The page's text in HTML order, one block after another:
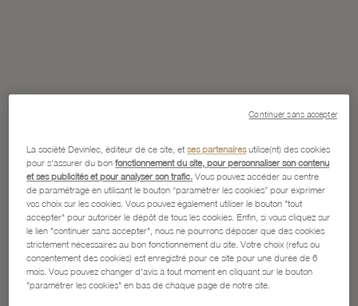
La société Devinlec, éditeur de ce site, etses partenairesutilise(nt) des cookies
pour s'assurer du bonfonctionnement du site, pour personnaliser son contenu
et ses publicités et pour analyser son trafic. Vous pouvez accéder au centre
de paramétrage en utilisant le bouton “paramétrer les cookies” pour exprimer
vos choix sur les cookies. Vous pouvez également utiliser le bouton "tout
accepter" pour autoriser le dépôt de tous les cookies. Enfin, si vous cliquez sur
le lien "continuer sans accepter", nous ne pourrons déposer que des cookies
strictement nécessaires au bon fonctionnement du site. Votre choix (refus ou
consentement des cookies) est enregistré pour ce site pour une durée de 6
mois. Vous pouvez changer d'avis à tout moment en cliquant sur le bouton
"paramétrer les cookies" en bas de chaque page de notre site.
Continuer sans accepter